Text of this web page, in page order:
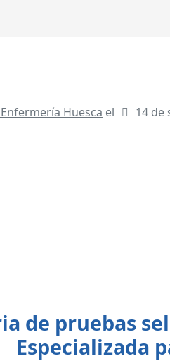
Huesca el
14 de
de pruebas
Especializada